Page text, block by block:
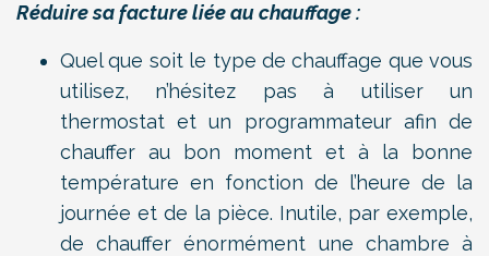
Réduire sa facture liée au chauffage :
Quel que soit le type de chauffage que vous
utilisez, n’hésitez pas à utiliser un
thermostat et un programmateur afin de
chauffer au bon moment et à la bonne
température en fonction de l’heure de la
journée et de la pièce. Inutile, par exemple,
de chauffer énormément une chambre à